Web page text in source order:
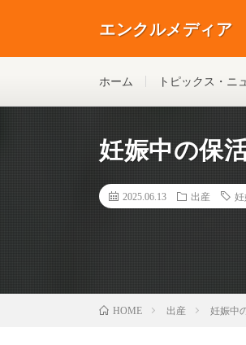
エンクルメディア
ホーム トピックス・ニ
妊娠中の保
2025.06.13 出産 妊
HOME 出産 妊娠中